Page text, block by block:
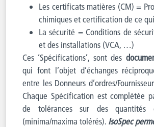
Les certificats matières (CM) =
chimiques et certification de ce
La sécurité = Conditions de
et des installations (VCA, …)
Ces ‘Spécifications’, sont des
qui font l’objet d’échanges
entre les Donneurs d’ordres/
Chaque Spécification est complétée
de tolérances sur des quantités
(minima/maxima tolérés). IsoSpec